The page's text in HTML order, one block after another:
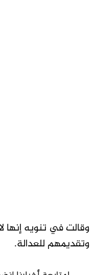
وقالت في تنويه إنها
وتقديمهم للعدالة.